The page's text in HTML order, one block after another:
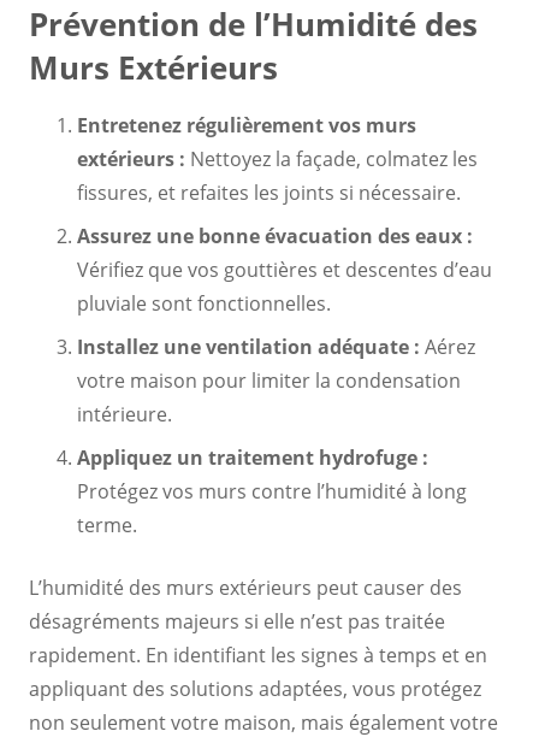
Prévention de l’Humidité des
Murs Extérieurs
Entretenez régulièrement vos murs
extérieurs : Nettoyez la façade, colmatez les
fissures, et refaites les joints si nécessaire.
Assurez une bonne évacuation des eaux :
Vérifiez que vos gouttières et descentes d’eau
pluviale sont fonctionnelles.
Installez une ventilation adéquate : Aérez
votre maison pour limiter la condensation
intérieure.
Appliquez un traitement hydrofuge :
Protégez vos murs contre l’humidité à long
terme.
L’humidité des murs extérieurs peut causer des
désagréments majeurs si elle n’est pas traitée
rapidement. En identifiant les signes à temps et en
appliquant des solutions adaptées, vous protégez
non seulement votre maison, mais également votre